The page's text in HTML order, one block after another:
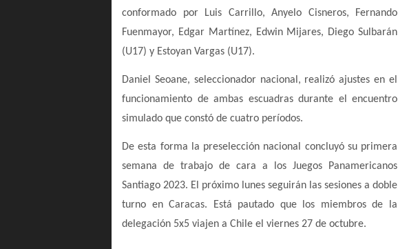
conformado por Luis Carrillo, Anyelo Cisneros, Fernando
Fuenmayor, Edgar Martínez, Edwin Mijares, Diego Sulbarán
(U17) y Estoyan Vargas (U17).
Daniel Seoane, seleccionador nacional, realizó ajustes en el
funcionamiento de ambas escuadras durante el encuentro
simulado que constó de cuatro períodos.
De esta forma la preselección nacional concluyó su primera
semana de trabajo de cara a los Juegos Panamericanos
Santiago 2023. El próximo lunes seguirán las sesiones a doble
turno en Caracas. Está pautado que los miembros de la
delegación 5x5 viajen a Chile el viernes 27 de octubre.